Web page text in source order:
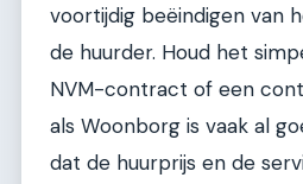
voortijdig beëindigen van
de huurder. Houd het
NVM-contract of een
als Woonborg is vaak al
dat de huurprijs en de